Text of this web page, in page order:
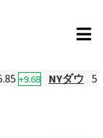
+9.68 NYダウ